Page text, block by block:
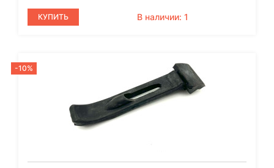
КУПИТЬ В наличии: 1
-10%